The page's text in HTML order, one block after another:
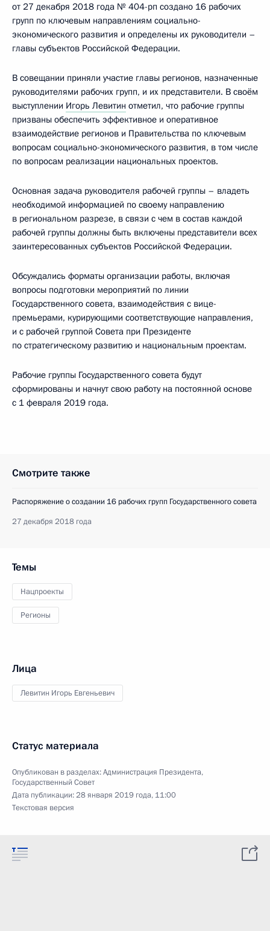
от 27 декабря 2018 года № 404-рп создано 16 рабочих
групп по ключевым направлениям социально-
экономического развития и определены их руководители –
главы субъектов Российской Федерации.
В совещании приняли участие главы регионов, назначенные
руководителями рабочих групп, и их представители. В своём
выступлении Игорь Левитин отметил, что рабочие группы
призваны обеспечить эффективное и оперативное
взаимодействие регионов и Правительства по ключевым
вопросам социально-экономического развития, в том числе
по вопросам реализации национальных проектов.
Основная задача руководителя рабочей группы – владеть
необходимой информацией по своему направлению
в региональном разрезе, в связи с чем в состав каждой
рабочей группы должны быть включены представители всех
заинтересованных субъектов Российской Федерации.
Обсуждались форматы организации работы, включая
вопросы подготовки мероприятий по линии
Государственного совета, взаимодействия с вице-
премьерами, курирующими соответствующие направления,
и с рабочей группой Совета при Президенте
по стратегическому развитию и национальным проектам.
Рабочие группы Государственного совета будут
сформированы и начнут свою работу на постоянной основе
с 1 февраля 2019 года.
Смотрите также
Распоряжение о создании 16 рабочих групп Государственного совета
27 декабря 2018 года
Темы
Нацпроекты
Регионы
Лица
Левитин Игорь Евгеньевич
Статус материала
Опубликован в разделах:Администрация Президента,
Государственный Совет
Дата публикации:28 января 2019 года, 11:00
Текстовая версия